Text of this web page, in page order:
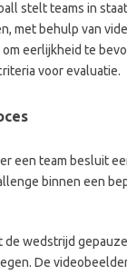
stelt teams in
met behulp van
eerlijkheid te
voor evaluatie.
een team besluit
binnen een
de wedstrijd
De